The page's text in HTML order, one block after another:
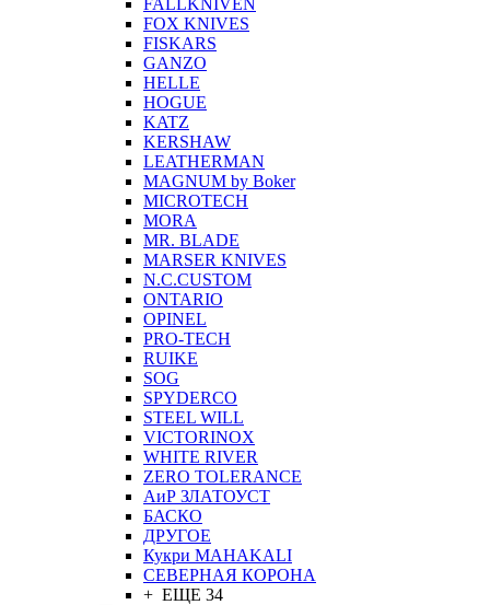
FALLKNIVEN
FOX KNIVES
FISKARS
GANZO
HELLE
HOGUE
KATZ
KERSHAW
LEATHERMAN
MAGNUM by Boker
MICROTECH
MORA
MR. BLADE
MARSER KNIVES
N.C.CUSTOM
ONTARIO
OPINEL
PRO-TECH
RUIKE
SOG
SPYDERCO
STEEL WILL
VICTORINOX
WHITE RIVER
ZERO TOLERANCE
АиР ЗЛАТОУСТ
БАСКО
ДРУГОЕ
Кукри MAHAKALI
СЕВЕРНАЯ КОРОНА
+ ЕЩЕ 34